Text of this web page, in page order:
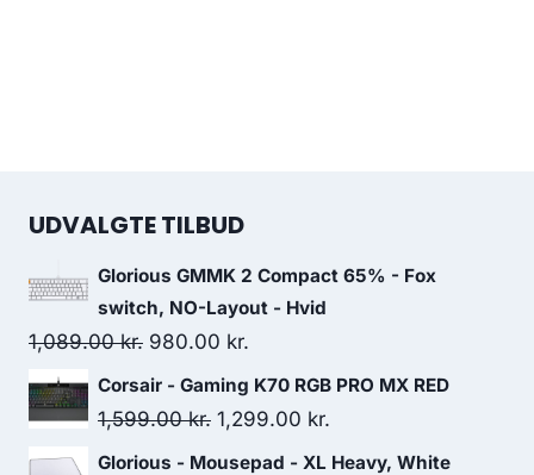
UDVALGTE TILBUD
Glorious GMMK 2 Compact 65% - Fox
switch, NO-Layout - Hvid
1,089.00kr. Original
price
was:
980.00 kr.
price
is:
Corsair - Gaming K70 RGB PRO MX RED
1,599.00kr. Original
price
1,299.00 kr.
price
Glorious - Mousepad - XL Heavy, White